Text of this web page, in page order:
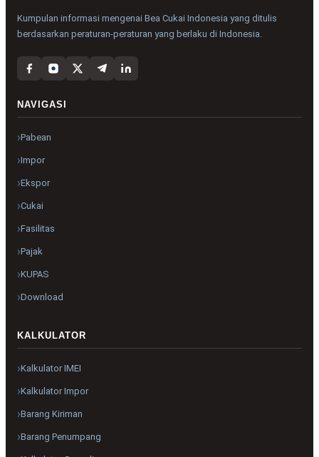
Kumpulan informasi mengenai Bea Cukai Indonesia yang ditulis
berdasarkan peraturan-peraturan yang berlaku di Indonesia.
NAVIGASI
Pabean
Impor
Ekspor
Cukai
Fasilitas
Pajak
KUPAS
Download
KALKULATOR
Kalkulator IMEI
Kalkulator Impor
Barang Kiriman
Barang Penumpang